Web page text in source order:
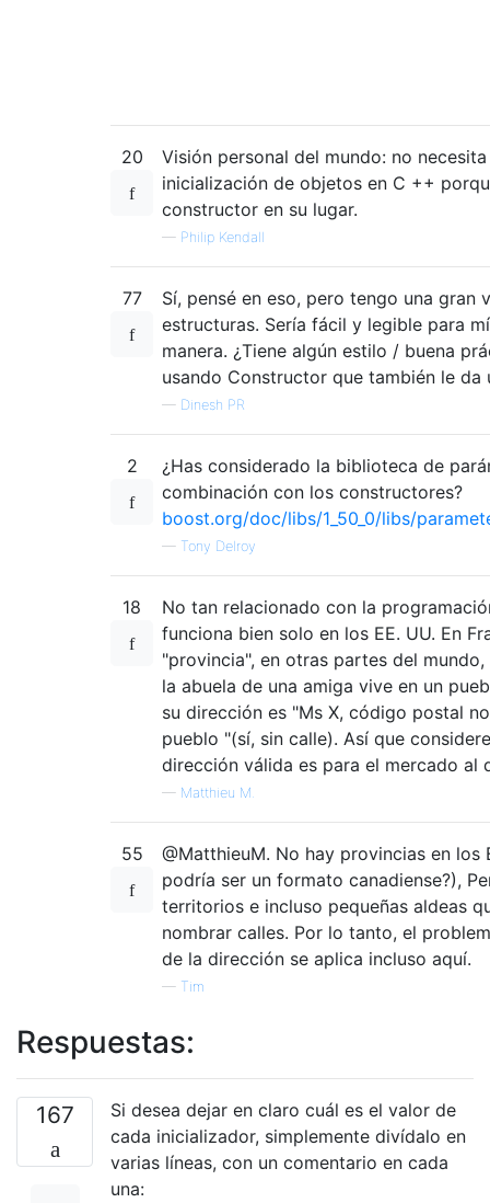
20
Visión personal del mundo: no
inicialización de objetos en C ++
constructor en su lugar.
— Philip Kendall
77
Sí, pensé en eso, pero tengo una gran
estructuras. Sería fácil y legible para
manera. ¿Tiene algún estilo / buena
usando Constructor que también le da
— Dinesh PR
2
¿Has considerado la biblioteca de
combinación con los constructores?
boost.org/doc/libs/1_50_0/libs/
— Tony Delroy
18
No tan relacionado con la
funciona bien solo en los EE. UU. En
"provincia", en otras partes del
la abuela de una amiga vive en un
su dirección es "Ms X, código postal
pueblo "(sí, sin calle). Así que
dirección válida es para el mercado al
— Matthieu M.
55
@MatthieuM. No hay provincias en los
podría ser un formato canadiense?),
territorios e incluso pequeñas aldeas
nombrar calles. Por lo tanto, el
de la dirección se aplica incluso aquí.
— Tim
Respuestas:
167
Si desea dejar en claro cuál es el valor de
cada inicializador, simplemente divídalo en
varias líneas, con un comentario en cada
una: